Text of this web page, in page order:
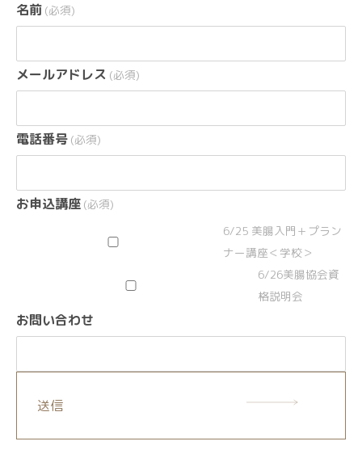
名前 (必須)
メールアドレス (必須)
電話番号 (必須)
お申込講座 (必須)
6/25 美腸入門＋プラン
ナー講座＜学校＞
6/26美腸協会資
格説明会
お問い合わせ
送信